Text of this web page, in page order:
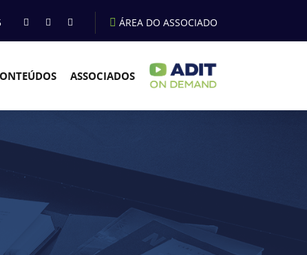
ÁREA DO ASSOCIADO
ASSOCIADOS